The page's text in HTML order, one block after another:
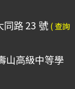
同路 23 號 ( 查詢
山高級中等學